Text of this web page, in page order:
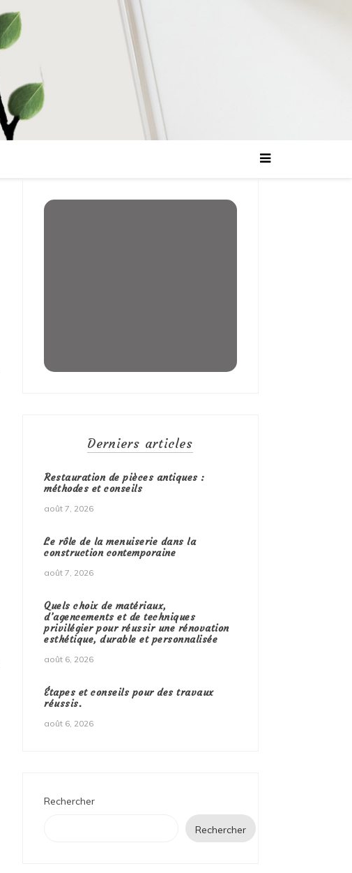
Derniers articles
Restauration de pièces antiques :
méthodes et conseils
août 7, 2026
Le rôle de la menuiserie dans la
construction contemporaine
août 7, 2026
Quels choix de matériaux,
d’agencements et de techniques
privilégier pour réussir une rénovation
esthétique, durable et personnalisée
août 6, 2026
Étapes et conseils pour des travaux
réussis.
août 6, 2026
Rechercher
Rechercher